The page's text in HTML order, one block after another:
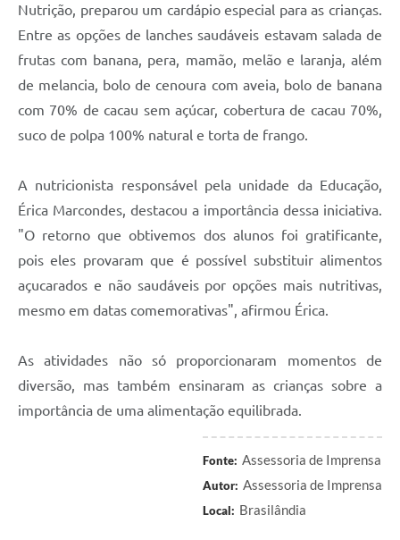
Nutrição, preparou um cardápio especial para as crianças.
Entre as opções de lanches saudáveis estavam salada de
frutas com banana, pera, mamão, melão e laranja, além
de melancia, bolo de cenoura com aveia, bolo de banana
com 70% de cacau sem açúcar, cobertura de cacau 70%,
suco de polpa 100% natural e torta de frango.
A nutricionista responsável pela unidade da Educação,
Érica Marcondes, destacou a importância dessa iniciativa.
"O retorno que obtivemos dos alunos foi gratificante,
pois eles provaram que é possível substituir alimentos
açucarados e não saudáveis por opções mais nutritivas,
mesmo em datas comemorativas", afirmou Érica.
As atividades não só proporcionaram momentos de
diversão, mas também ensinaram as crianças sobre a
importância de uma alimentação equilibrada.
Fonte: Assessoria de Imprensa
Autor: Assessoria de Imprensa
Local: Brasilândia